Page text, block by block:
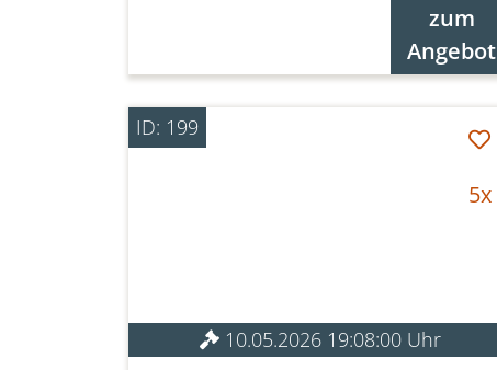
zum
Angebot
ID: 199
5x
10.05.2026 19:08:00 Uhr